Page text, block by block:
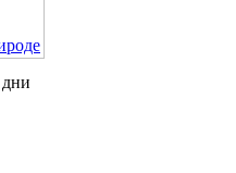
дни